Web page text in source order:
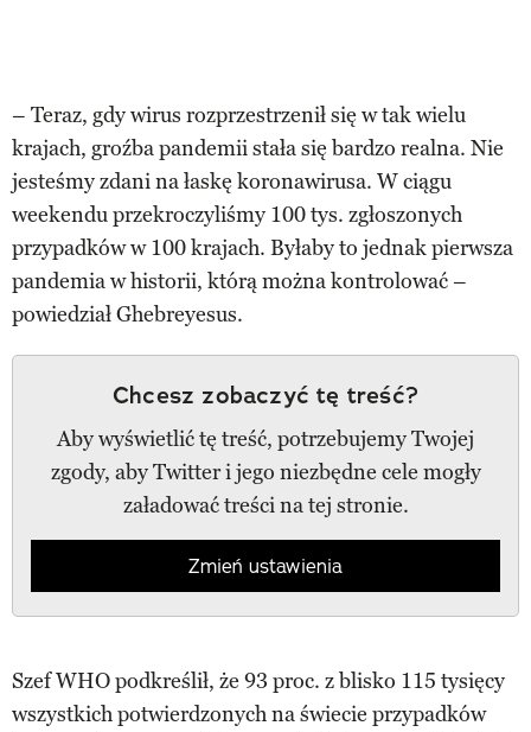
– Teraz, gdy wirus rozprzestrzenił się w tak wielu
krajach, groźba pandemii stała się bardzo realna. Nie
jesteśmy zdani na łaskę koronawirusa. W ciągu
weekendu przekroczyliśmy 100 tys. zgłoszonych
przypadków w 100 krajach. Byłaby to jednak pierwsza
pandemia w historii, którą można kontrolować –
powiedział Ghebreyesus.
Chcesz zobaczyć tę treść?
Aby wyświetlić tę treść, potrzebujemy Twojej
zgody, aby Twitter i jego niezbędne cele mogły
załadować treści na tej stronie.
Zmień ustawienia
Szef WHO podkreślił, że 93 proc. z blisko 115 tysięcy
wszystkich potwierdzonych na świecie przypadków